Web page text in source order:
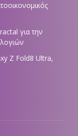
για την
Z Fold8 Ultra,